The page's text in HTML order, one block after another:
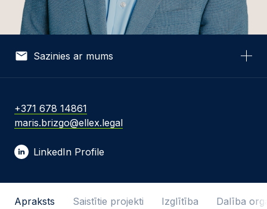
Sazinies ar mums
E-pasta adrese *
Ziņas teksts
+371 678 14861
maris.brizgo@ellex.legal
LinkedIn Profile
Apraksts Saistītie projekti Izglītība Dalība